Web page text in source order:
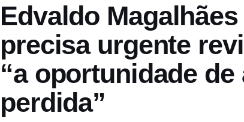
Edvaldo
precisa urgente
“a oportunidade
perdida”